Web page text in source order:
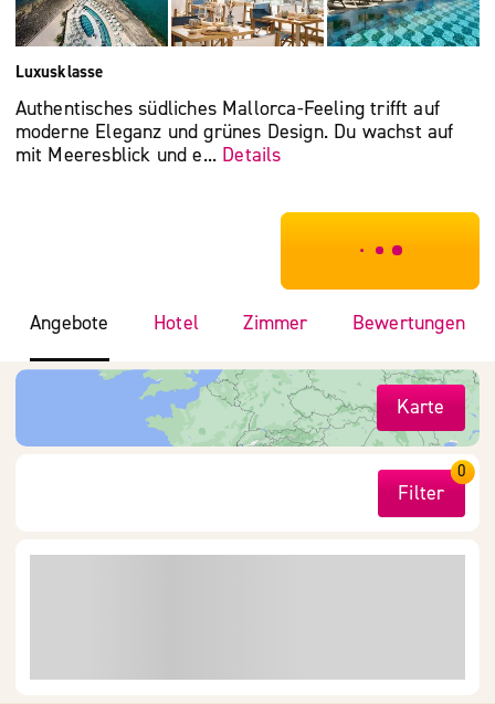
Luxusklasse
Authentisches südliches Mallorca-Feeling trifft auf
moderne Eleganz und grünes Design. Du wachst auf
mit Meeresblick und e... Details
***************
Angebote Hotel Zimmer Bewertungen
Karte
Filter
0